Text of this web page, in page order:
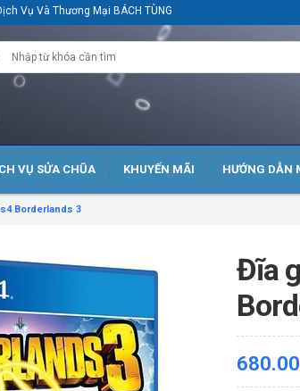
Vụ Và Thương Mại BÁCH TÙNG
VỤ SỬA CHŨA KHUYẾN MÃI HƯỚNG DẪN
Borderlands 3
Đĩa